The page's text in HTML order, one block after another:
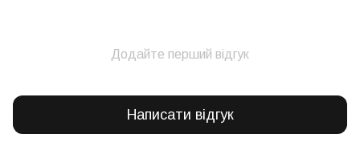
Додайте перший відгук
Написати відгук